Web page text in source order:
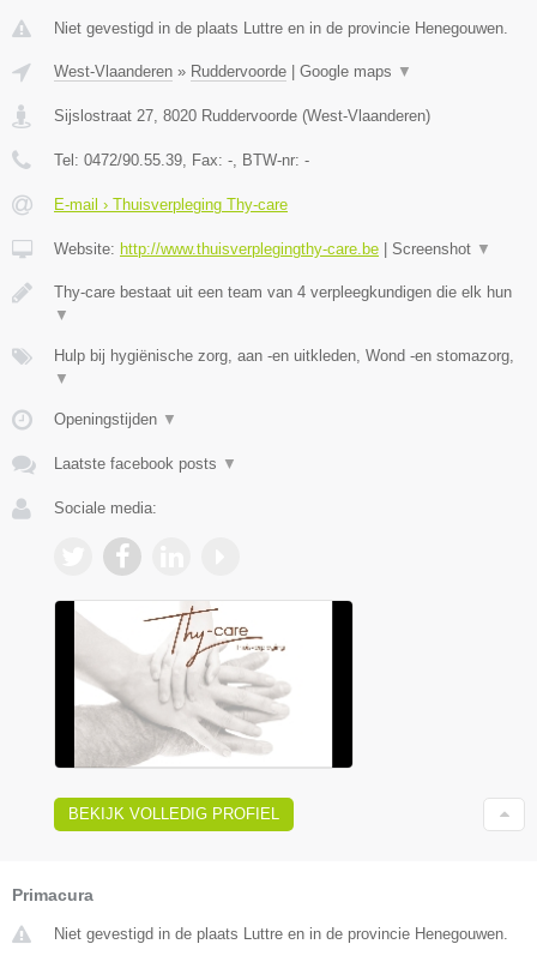
Niet gevestigd in de plaats Luttre en in de provincie Henegouwen.
West-Vlaanderen » Ruddervoorde Google maps ▼
Sijslostraat 27 8020 Ruddervoorde (West-Vlaanderen)
Tel: 0472/90.55.39 , Fax: - , BTW-nr: -
E-mail › Thuisverpleging Thy-care
Website: http://www.thuisverplegingthy-care.be Screenshot ▼
Thy-care bestaat uit een team van 4 verpleegkundigen die elk hun
▼
Hulp bij hygiënische zorg, aan -en uitkleden, Wond -en stomazorg,
▼
Openingstijden ▼
Laatste facebook posts ▼
Sociale media:
BEKIJK VOLLEDIG PROFIEL
Primacura
Niet gevestigd in de plaats Luttre en in de provincie Henegouwen.